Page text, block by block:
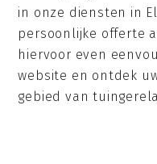
in onze diensten in
persoonlijke offerte
hiervoor even
website en ontdek
gebied van